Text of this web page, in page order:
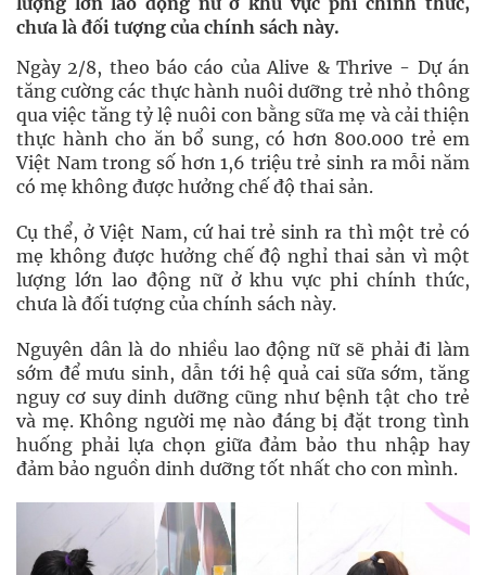
chưa là đối tượng của chính sách này.
Ngày 2/8, theo báo cáo của Alive & Thrive - Dự án
tăng cường các thực hành nuôi dưỡng trẻ nhỏ thông
qua việc tăng tỷ lệ nuôi con bằng sữa mẹ và cải thiện
thực hành cho ăn bổ sung, có hơn 800.000 trẻ em
Việt Nam trong số hơn 1,6 triệu trẻ sinh ra mỗi năm
có mẹ không được hưởng chế độ thai sản.
Cụ thể, ở Việt Nam, cứ hai trẻ sinh ra thì một trẻ có
mẹ không được hưởng chế độ nghỉ thai sản vì một
lượng lớn lao động nữ ở khu vực phi chính thức,
chưa là đối tượng của chính sách này.
Nguyên dân là do nhiều lao động nữ sẽ phải đi làm
sớm để mưu sinh, dẫn tới hệ quả cai sữa sớm, tăng
nguy cơ suy dinh dưỡng cũng như bệnh tật cho trẻ
và mẹ. Không người mẹ nào đáng bị đặt trong tình
huống phải lựa chọn giữa đảm bảo thu nhập hay
đảm bảo nguồn dinh dưỡng tốt nhất cho con mình.